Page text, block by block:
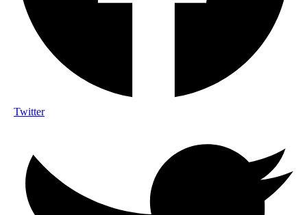
Twitter